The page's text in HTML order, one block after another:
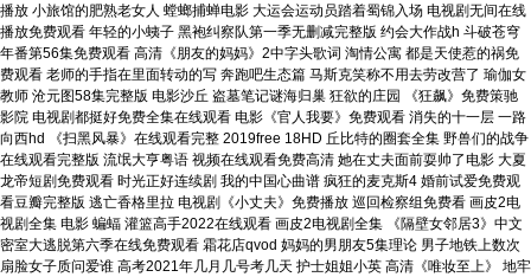
播放 小旅馆的肥熟老女人 螳螂捕蝉电影 大运会运动员踏着蜀锦入场 电视剧无间在线
播放免费观看 年轻的小蛦子 黑袍纠察队第一季无删减完整版 约会大作战h 斗破苍穹
年番第56集免费观看 高清《朋友的妈妈》2中字头歌词 淘情公寓 都是天使惹的祸免
费观看 老师的手指在里面转动的写 奔跑吧生态篇 马斯克笑称不用去劳改营了 瑜伽女
教师 沧元图58集完整版 电影沙丘 盗墓笔记谜海归巢 狂欲的庄园 《狂飙》免费策驰
影院 电视剧都挺好免费全集在线观看 电影《官人我要》免费观看 消失的十一层 一路
向西hd 《扫黑风暴》在线观看完整 2019free 18HD 丘比特的圈套全集 野兽们的战争
在线观看完整版 流氓大亨粤语 视频在线观看免费高清 她在丈夫面前耍帅了电影 大夏
龙帝短剧免费观看 时光正好连续剧 我的中国心曲谱 疯狂的麦克斯4 婚前试爱免费观
看豆瓣完整版 逃亡香格里拉 电视剧《小丈夫》免费播放 巡回检察组免费看 画皮2电
视剧全集 电影 蝙蝠 灌篮高手2022在线观看 画皮2电视剧全集 《隔壁女邻居3》中文
密室大逃脱第六季在线免费观看 霜花店qvod 妈妈的男朋友5集理论 男子地铁上数次
扇脸女子质问爱谁 高考2021年几月几号考几天 护士姐姐小英 高清《唯妆至上》 地牢